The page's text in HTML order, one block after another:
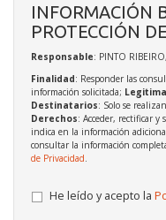
INFORMACIÓN
PROTECCIÓN
Responsable: PINTO
Finalidad: Responder las
información solicitada;
Destinatarios: Solo se
Derechos: Acceder, rectificar y
indica en la información
consultar la información
de Privacidad
He leído y acepto la